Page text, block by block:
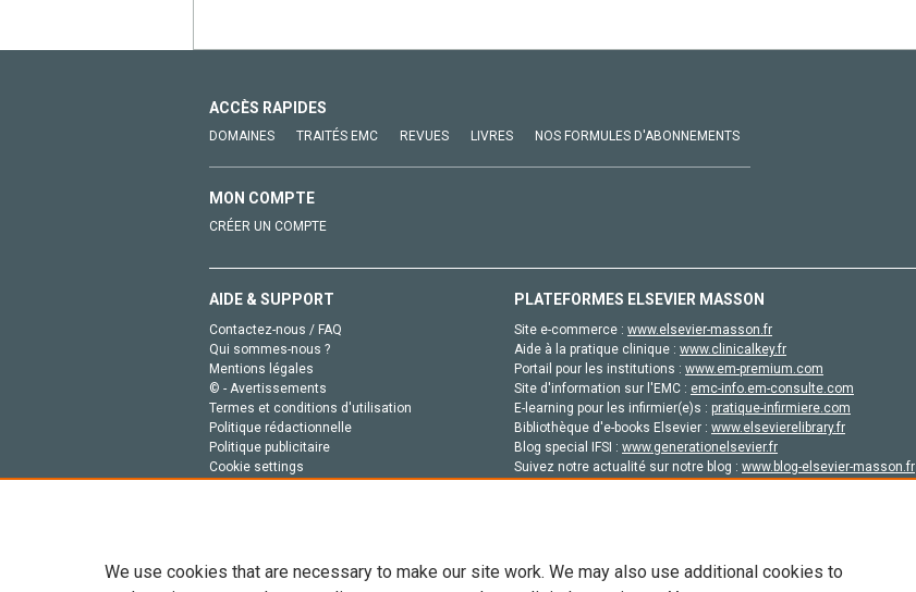
ACCÈS RAPIDES
DOMAINES TRAITÉS EMC REVUES LIVRES NOS FORMULES D'ABONNEMENTS
MON COMPTE
CRÉER UN COMPTE
AIDE & SUPPORT
Contactez-nous / FAQ
Qui sommes-nous ?
Mentions légales
© - Avertissements
Termes et conditions d'utilisation
Politique rédactionnelle
Politique publicitaire
Cookie settings
PLATEFORMES ELSEVIER MASSON
Site e-commerce : www.elsevier-masson.fr
Aide à la pratique clinique : www.clinicalkey.fr
Portail pour les institutions : www.em-premium.com
Site d'information sur l'EMC : emc-info.em-consulte.com
E-learning pour les infirmier(e)s : pratique-infirmiere.com
Bibliothèque d'e-books Elsevier : www.elsevierelibrary.fr
Blog special IFSI : www.generationelsevier.fr
Suivez notre actualité sur notre blog : www.blog-elsevier-masson.fr
We use cookies that are necessary to make our site work. We may also use additional cookies to